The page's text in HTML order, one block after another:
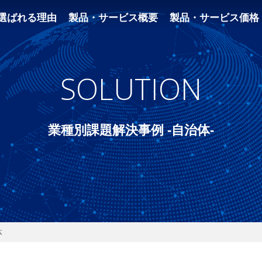
製品・サービス価格
製品・サービス概要
ばれる理由
SOLUTION
業種別課題解決事例 -自治体-